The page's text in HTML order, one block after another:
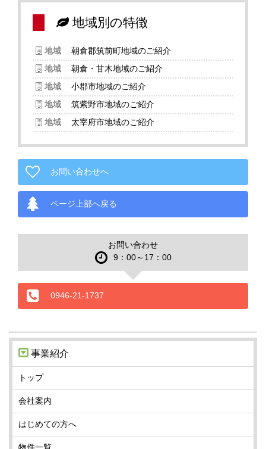
地域別の特徴
地域
朝倉郡筑前町地域のご紹介
地域
朝倉・甘木地域のご紹介
地域
小郡市地域のご紹介
地域
筑紫野市地域のご紹介
地域
太宰府市地域のご紹介
お問い合わせへ
ページ上部へ戻る
お問い合わせ
9：00～17：00
0946-21-1737
事業紹介
トップ
会社案内
はじめての方へ